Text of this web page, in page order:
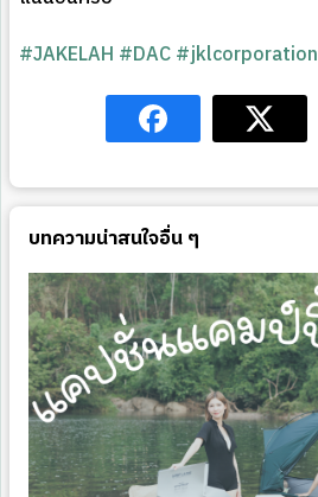
#JAKELAH #DAC#jklcorporation
บทความน่าสนใจอื่น ๆ